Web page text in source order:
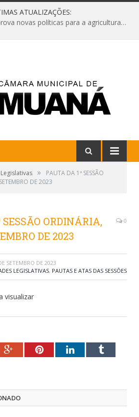
ATUALIZAÇÕES:
Câmara de Muaná aprova novas políticas para a agricultura e solicita reforma da Ponte do Reduto
»
PAUTA DA 1ª SESSÃO
DE 2023
SESSÃO ORDINÁRIA,
DE 2023
0
SETEMBRO DE 2023
LEGISLATIVAS, PAUTAS E ATAS DAS SESSÕES
visualizar
Google+PinterestLinkedInTumblr